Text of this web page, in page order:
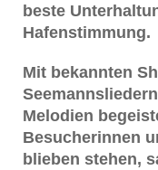
beste
Hafenstimmung.
Mit bekannten
Melodien
Besucherinnen
blieben stehen,